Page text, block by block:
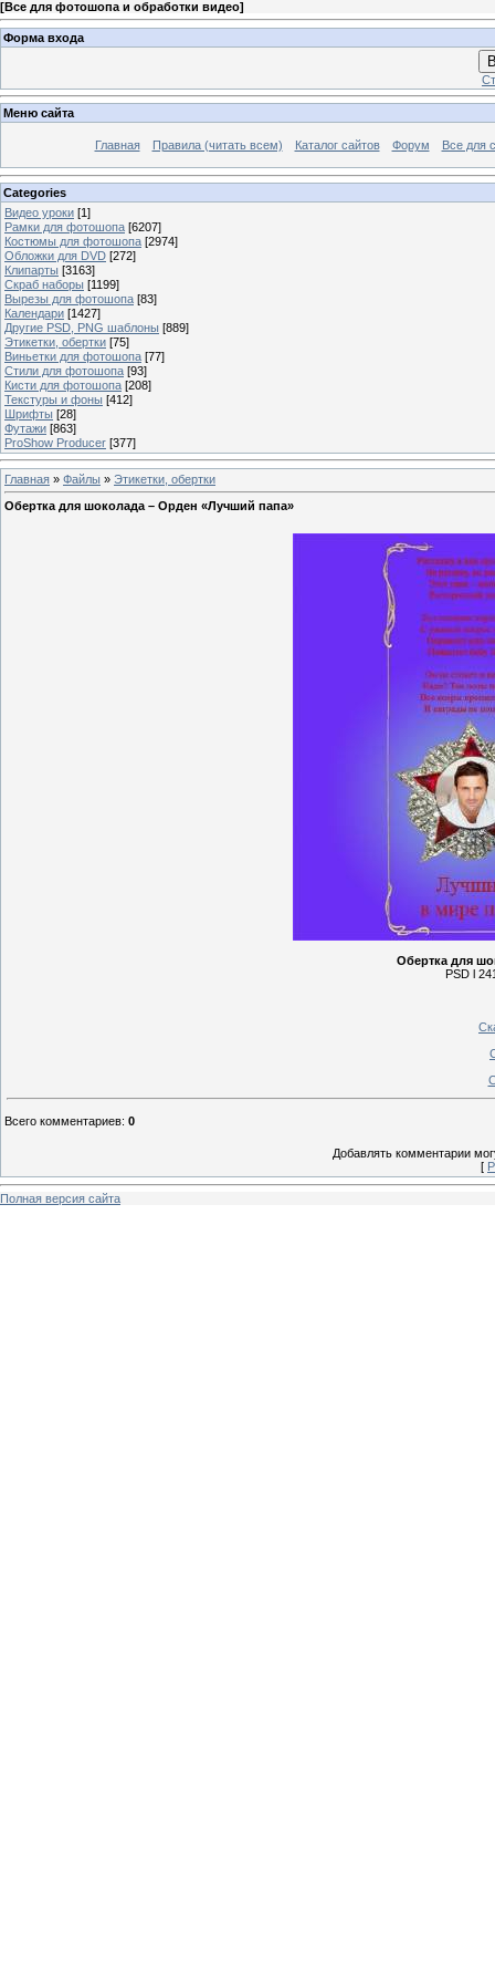
[Все для фотошопа и обработки видео]
Форма входа
Меню сайта
Главная Правила (читать всем) Каталог сайтов Форум Все для
Categories
Видео уроки [1]
Рамки для фотошопа [6207]
Костюмы для фотошопа [2974]
Обложки для DVD [272]
Клипарты [3163]
Скраб наборы [1199]
Вырезы для фотошопа [83]
Календари [1427]
Другие PSD, PNG шаблоны [889]
Этикетки, обертки [75]
Виньетки для фотошопа [77]
Стили для фотошопа [93]
Кисти для фотошопа [208]
Текстуры и фоны [412]
Шрифты [28]
Футажи [863]
ProShow Producer [377]
Главная » Файлы » Этикетки, обертки
Обертка для шоколада – Орден «Лучший папа»
Обертка для
PSD l
Всего комментариев: 0
Добавлять комментарии
[
Полная версия сайта